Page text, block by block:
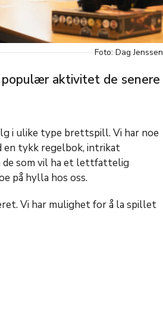
Foto: Dag Jenssen
aktivitet de senere
i ulike type brettspill. Vi har noe
en tykk regelbok, intrikat
de som vil ha et lettfattelig
på hylla hos oss.
Vi har mulighet for å la spillet